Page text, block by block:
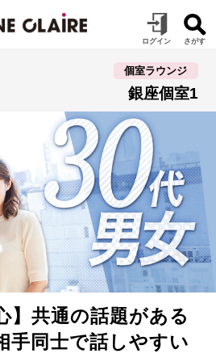
個室ラウンジ
銀座個室1
】共通の話題がある
手同士で話しやすい